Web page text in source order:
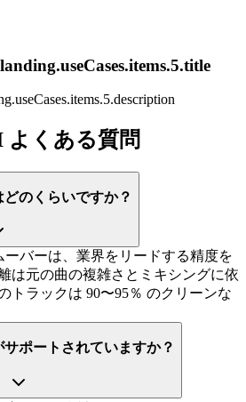
よくある質問
のくらいですか？
バーは、業界をリードする精度を
は元の曲の複雑さとミキシングに依
トラックは 90〜95％ のクリーンな
ポートされていますか？